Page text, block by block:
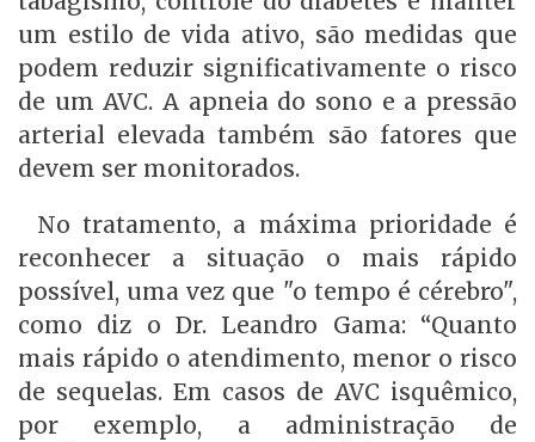
um estilo de vida ativo, são medidas que
podem reduzir significativamente o risco
de um AVC. A apneia do sono e a pressão
arterial elevada também são fatores que
devem ser monitorados.
No tratamento, a máxima prioridade é
reconhecer a situação o mais rápido
possível, uma vez que "o tempo é cérebro",
como diz o Dr. Leandro Gama: “Quanto
mais rápido o atendimento, menor o risco
de sequelas. Em casos de AVC isquêmico,
por exemplo, a administração de